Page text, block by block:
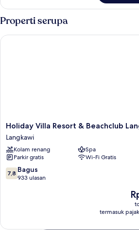
Dash
Pool
Properti serupa
Holiday
Villa
Resort
&
Beachclub
Langkawi
Langkawi
Holiday Villa Resort & Beachclub
Langkawi
Kolam renang
Spa
Parkir gratis
Wi-Fi Gratis
7.8
dari
7,8 Bagus
933 ulasan
termasuk
Holiday Villa Resort & Beachclub